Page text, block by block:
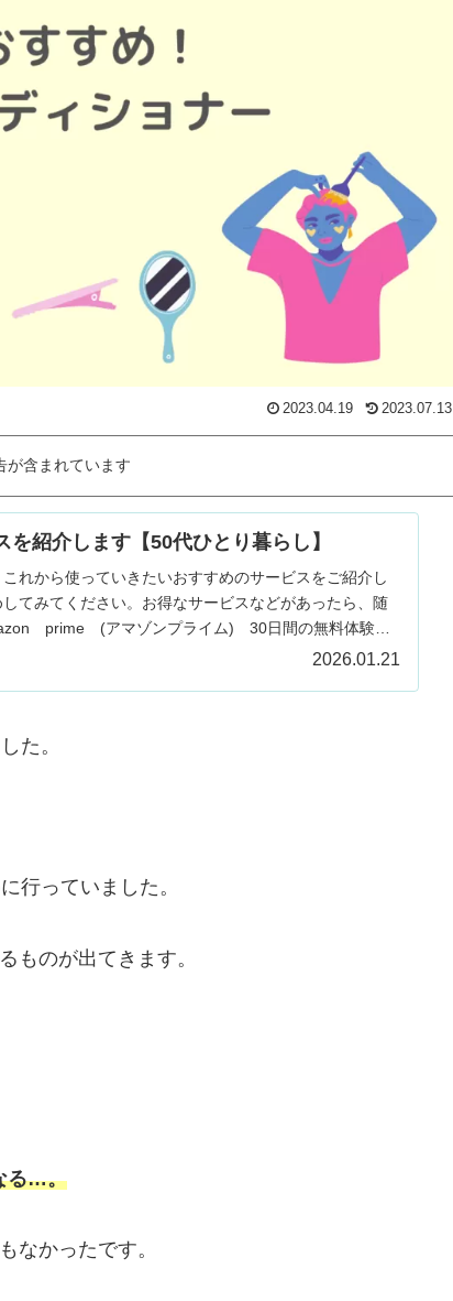
2023.04.19 2023.07.13
が含まれています
を紹介します【50代ひとり暮らし】
れから使っていきたいおすすめのサービスをご紹介し
てみてください。お得なサービスなどがあったら、随
prime (アマゾンプライム) 30日間の無料体験が
2026.01.21
た。
行っていました。
ものが出てきます。
る…。
なかったです。